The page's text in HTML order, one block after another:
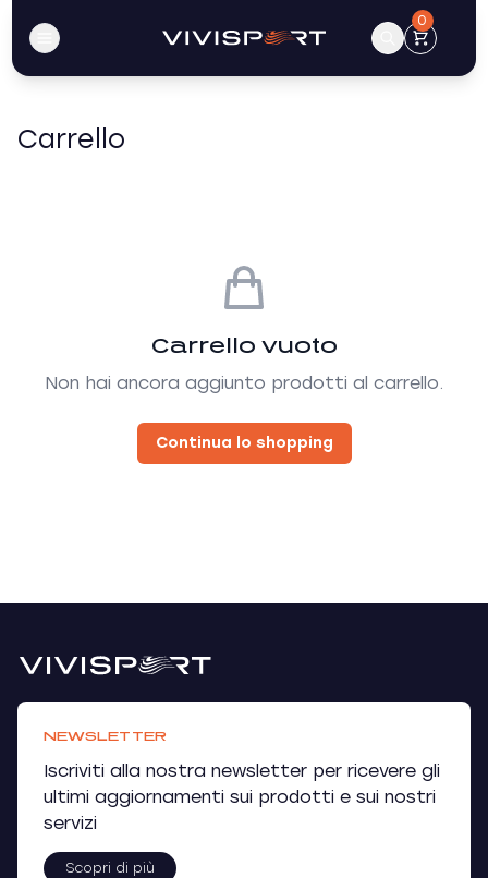
0
Carrello
Carrello vuoto
Non hai ancora aggiunto prodotti al carrello.
Continua lo shopping
NEWSLETTER
Iscriviti alla nostra newsletter per ricevere gli
ultimi aggiornamenti sui prodotti e sui nostri
servizi
Scopri di più